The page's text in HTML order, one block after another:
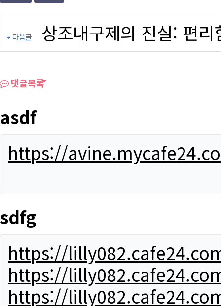
다음글 상조내구제의 진실: 편
댓글목록
asdf
https://
sdfg
https://
https://
https://